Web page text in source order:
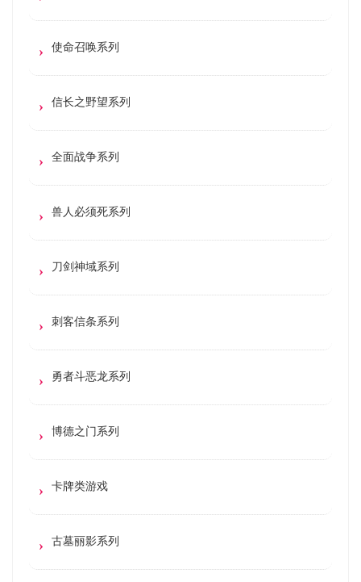
使命召唤系列
信长之野望系列
全面战争系列
兽人必须死系列
刀剑神域系列
刺客信条系列
勇者斗恶龙系列
博德之门系列
卡牌类游戏
古墓丽影系列